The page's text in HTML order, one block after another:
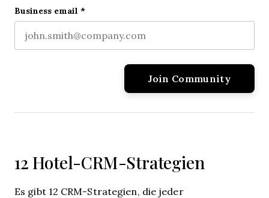
Business email *
12 Hotel-CRM-Strategien
Es gibt 12 CRM-Strategien, die jeder